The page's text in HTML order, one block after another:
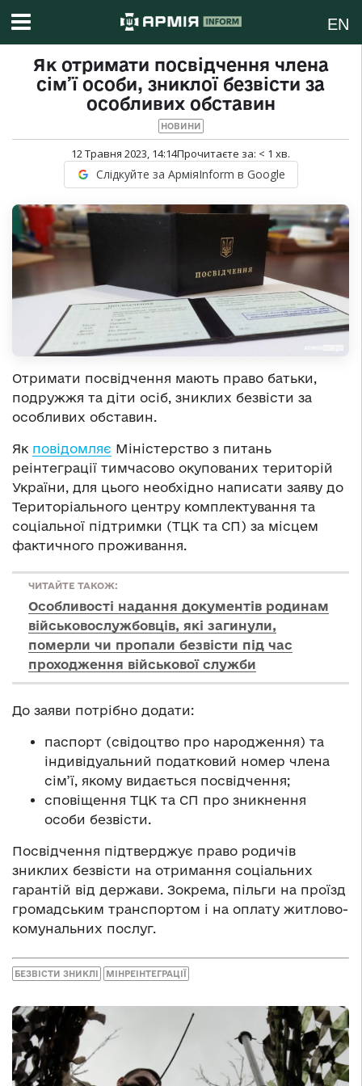
EN
Як отримати посвідчення члена
сім’ї особи, зниклої безвісти за
особливих обставин
НОВИНИ
12 Травня 2023, 14:14Прочитаєте за: < 1 хв.
Слідкуйте за АрміяInform в Google
Отримати посвідчення мають право батьки,
подружжя та діти осіб, зниклих безвісти за
особливих обставин.
Як повідомляє Міністерство з питань
реінтеграції тимчасово окупованих територій
України, для цього необхідно написати заяву до
Територіального центру комплектування та
соціальної підтримки (ТЦК та СП) за місцем
фактичного проживання.
ЧИТАЙТЕ ТАКОЖ:
Особливості надання документів родинам
військовослужбовців, які загинули,
померли чи пропали безвісти під час
проходження військової служби
До заяви потрібно додати:
паспорт (свідоцтво про народження) та
індивідуальний податковий номер члена
сім’ї, якому видається посвідчення;
сповіщення ТЦК та СП про зникнення
особи безвісти.
Посвідчення підтверджує право родичів
зниклих безвісти на отримання соціальних
гарантій від держави. Зокрема, пільги на проїзд
громадським транспортом і на оплату житлово-
комунальних послуг.
БЕЗВІСТИ ЗНИКЛІ МІНРЕІНТЕГРАЦІЇ